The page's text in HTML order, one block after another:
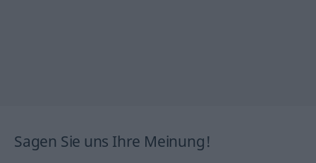
Sagen Sie uns Ihre Meinung!